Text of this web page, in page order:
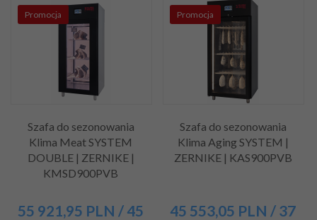
Promocja
Szafa do sezonowania
Klima Meat SYSTEM
DOUBLE | ZERNIKE |
KMSD900PVB
55 921,95 PLN / 45
Promocja
Szafa do sezonowania
Klima Aging SYSTEM |
ZERNIKE | KAS900PVB
45 553,05 PLN / 37